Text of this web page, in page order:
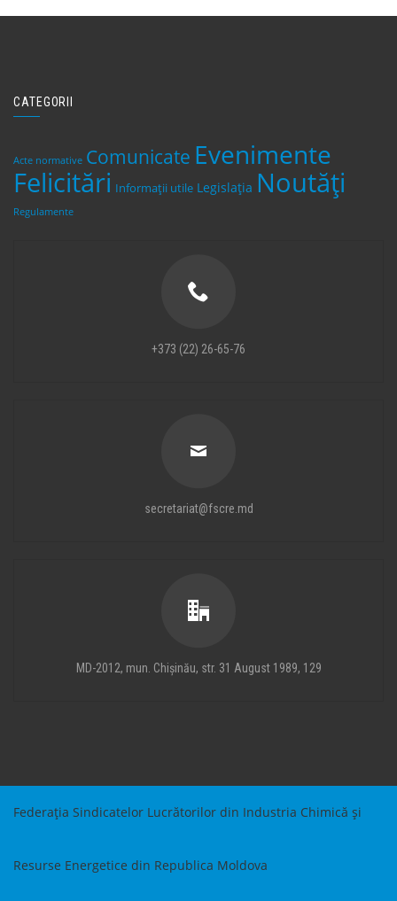
CATEGORII
Acte normative Comunicate Evenimente
Felicitări Informații utile Legislaţia Noutăți
Regulamente
+373 (22) 26-65-76
secretariat@fscre.md
MD-2012, mun. Chișinău, str. 31 August 1989, 129
Federația Sindicatelor Lucrătorilor din Industria Chimică și
Resurse Energetice din Republica Moldova